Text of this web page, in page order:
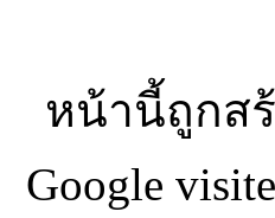
หน้านี้ถูกส
Google